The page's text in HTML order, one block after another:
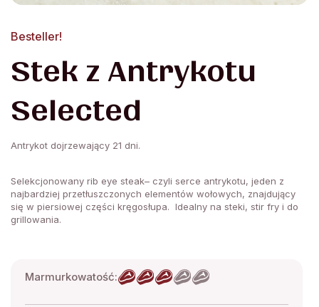
Besteller!
Stek z Antrykotu
Selected
Antrykot dojrzewający 21 dni.
Selekcjonowany rib eye steak– czyli serce antrykotu, jeden z
najbardziej przetłuszczonych elementów wołowych, znajdujący
się w piersiowej części kręgosłupa. Idealny na steki, stir fry i do
grillowania.
Marmurkowatość: